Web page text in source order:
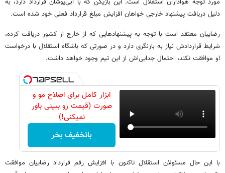
مورد توجه هواداران استقلال است. این بازیکن که با آبی‌پوشان قرارداد دارد، به
دلیل دریافت پیشنهاد خارجی خواهان افزایش مبلغ قرارداد فعلی خود شده است.
رضاییان معتقد است با توجه به پیشنهادهایی که از خارج از کشور دریافت کرده،
شرایط قراردادش نیاز به بازنگری دارد و در صورتی که باشگاه استقلال با درخواست
او موافقت نکند، احتمال جدایی‌اش از این تیم وجود خواهد داشت.
ابزار کامل برای اصلاح مو و
صورت (قیمت رو ببینی باور
نمیکنی!)
باتخفیف بخر
با این حال مسئولان استقلال تاکنون با افزایش رقم قرارداد رضاییان موافقت